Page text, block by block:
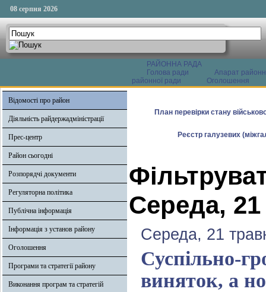
08 серпня 2026
РАЙОННА РАДА
Голова ради
Апарат
районної ради
Оголошення
Відомості про район
Діяльність райдержадміністрації
Прес-центр
Район сьогодні
Розпорядчі документи
Регуляторна політика
Публічна інформація
Інформація з установ району
Оголошення
Програми та стратегії району
Виконання програм та стратегій
План перевірки стану
Реєстр галузевих
Середа,
Середа, 21
Суспільно-
виняток, а